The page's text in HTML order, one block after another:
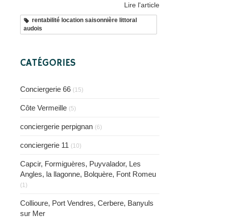
Lire l'article
rentabilité location saisonnière littoral
audois
CATÉGORIES
Conciergerie 66 (15)
Côte Vermeille (5)
conciergerie perpignan (6)
conciergerie 11 (10)
Capcir, Formiguères, Puyvalador, Les
Angles, la llagonne, Bolquère, Font Romeu
(1)
Collioure, Port Vendres, Cerbere, Banyuls
sur Mer